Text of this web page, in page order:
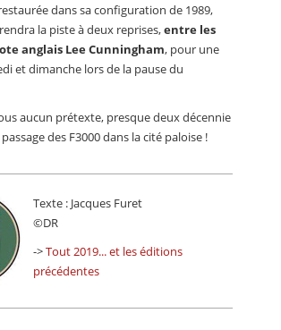
dans sa configuration de 1989,
la piste à deux reprises,entre les
anglais Lee Cunningham, pour une
et dimanche lors de la pause du
aucun prétexte, presque deux décennie
des F3000 dans la cité paloise !
Texte : Jacques Furet
©DR
->Tout 2019... et les éditions
précédentes